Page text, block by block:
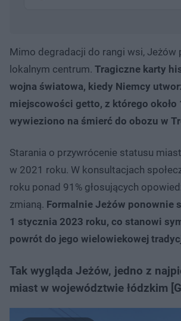
Mimo degradacji do rangi wsi, Jeżów
lokalnym centrum. Tragiczne karty
wojna światowa, kiedy Niemcy
miejscowości getto, z którego około
wywieziono na śmierć do obozu w
Starania o przywrócenie statusu
w 2021 roku. W konsultacjach
roku ponad 91% głosujących
zmianą. Formalnie Jeżów ponownie
1 stycznia 2023 roku, co stanowi
powrót do jego wielowiekowej
Tak wygląda Jeżów, jedno z
miast w województwie łódzkim